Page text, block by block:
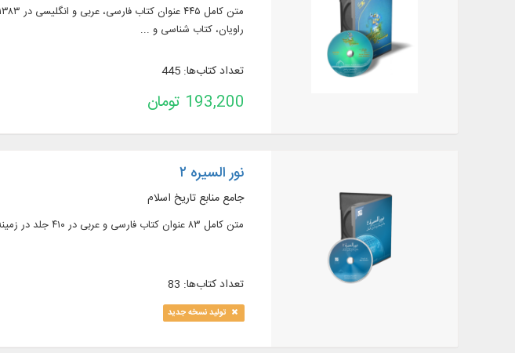
راویان، کتاب شناسی و ...
تعداد کتاب‌ها: 445
193,200 تومان
نور السیره ۲
جامع منابع تاریخ اسلام
متن کامل ۸۳ عنوان کتاب فارسی و عربی در ۴۱۰ جلد در زمینه: تاریخ اسلام، سیره نبوی، حاکمان و پادشاهان، جغرافیای بلاد، انساب و ...
تعداد کتاب‌ها: 83
تولید نسخه جدید